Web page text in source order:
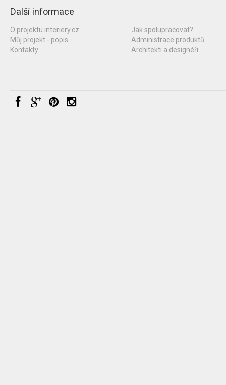
Další informace
O projektu interiery.cz
Můj projekt - popis
Kontakty
Jak spolupracovat?
Administrace produktů
Architekti a designéři